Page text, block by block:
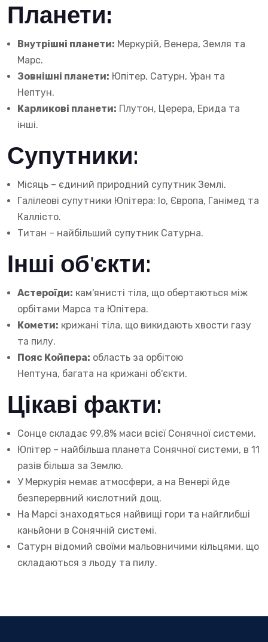
Планети:
Внутрішні планети: Меркурій, Венера, Земля та
Марс.
Зовнішні планети: Юпітер, Сатурн, Уран та
Нептун.
Карликові планети: Плутон, Церера, Ерида та
інші.
Супутники:
Місяць – єдиний природний супутник Землі.
Галілеові супутники Юпітера: Іо, Європа, Ганімед та
Каллісто.
Титан – найбільший супутник Сатурна.
Інші об'єкти:
Астероїди: кам'янисті тіла, що обертаються між
орбітами Марса та Юпітера.
Комети: крижані тіла, що викидають хвости газу
та пилу.
Пояс Койпера: область за орбітою
Нептуна, багата на крижані об'єкти.
Цікаві факти:
Сонце складає 99,8% маси всієї Сонячної системи.
Юпітер – найбільша планета Сонячної системи, в 11
разів більша за Землю.
У Меркурія немає атмосфери, а на Венері йде
безперервний кислотний дощ.
На Марсі знаходяться найвищі гори та найглибші
каньйони в Сонячній системі.
Сатурн відомий своїми мальовничими кільцями, що
складаються з льоду та пилу.